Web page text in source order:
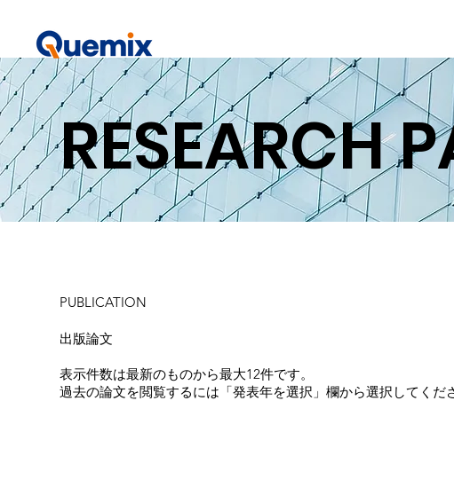
RESEARCH
PUBLICATION
出版論文
表示件数は最新のものから最大12件です。
過去の論文を閲覧するには「発表年を選択」欄から選択してくだ